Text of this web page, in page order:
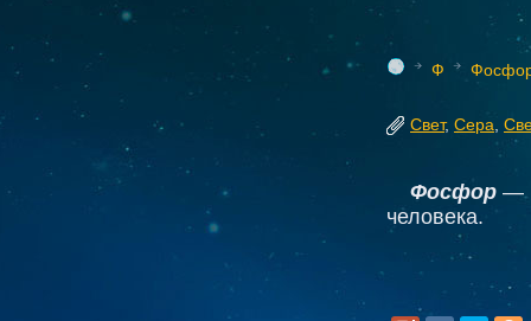
Ф
Свет, Сера
Фосфор —
человека.